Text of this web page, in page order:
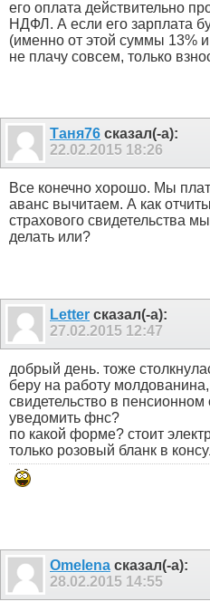
его оплата действительно
НДФЛ. А если его зарплата
(именно от этой суммы 13%
не плачу совсем, только
Таня76 сказал(-а):
22.02.2015 18:26
Все конечно хорошо. Мы
аванс вычитаем. А как
страхового свидетельства
делать или?
Letter сказал(-а):
27.02.2015 12:47
добрый день. тоже
беру на работу молдованина,
свидетельство в
уведомить фнс?
по какой форме? стоит
только розовый бланк в
Omelena сказал(-а):
28.02.2015 14:55